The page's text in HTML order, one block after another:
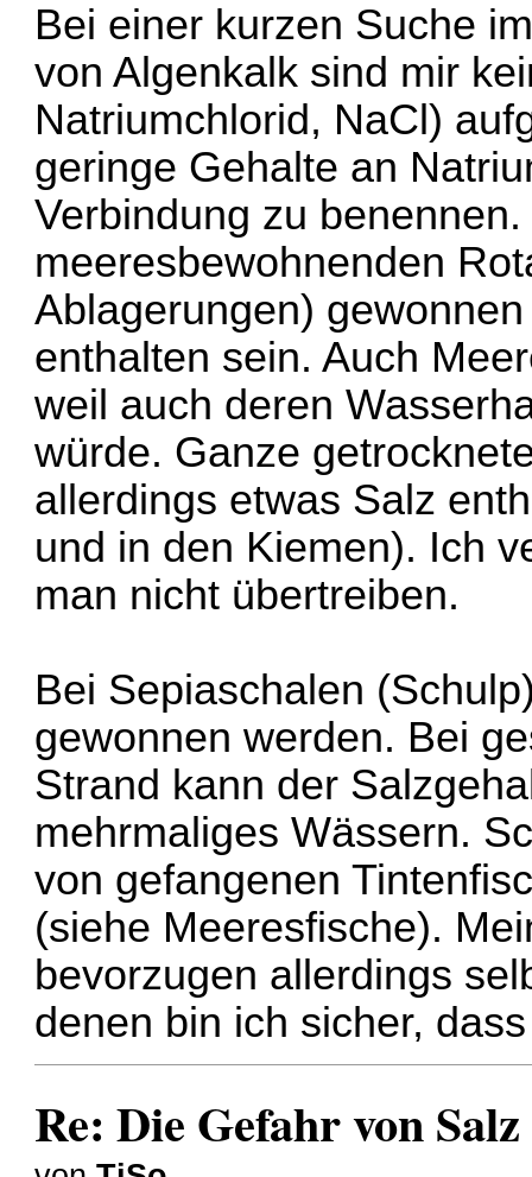
Bei einer kurzen Suche
von Algenkalk sind mir
Natriumchlorid, NaCl)
geringe Gehalte an
Verbindung zu
meeresbewohnenden
Ablagerungen)
enthalten sein. Auch
weil auch deren
würde. Ganze
allerdings etwas Salz
und in den Kiemen). Ich
man nicht übertreiben.
Bei Sepiaschalen
gewonnen werden. Bei
Strand kann der
mehrmaliges Wässern.
von gefangenen
(siehe Meeresfische).
bevorzugen allerdings
denen bin ich sicher,
Re: Die Gefahr von Salz